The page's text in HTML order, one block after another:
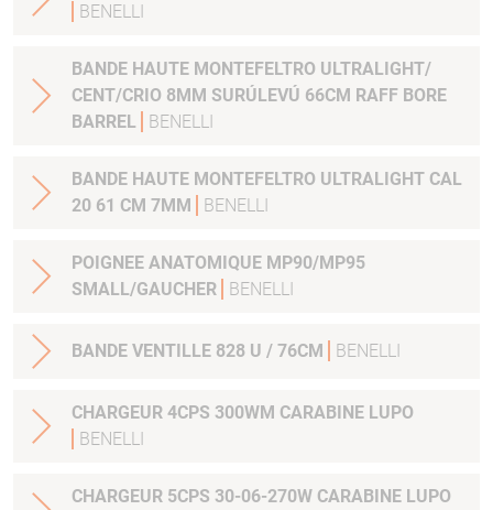
BENELLI
BANDE HAUTE MONTEFELTRO ULTRALIGHT/
CENT/CRIO 8MM SURÚLEVÚ 66CM RAFF BORE
BARREL
BENELLI
BANDE HAUTE MONTEFELTRO ULTRALIGHT CAL
20 61 CM 7MM
BENELLI
POIGNEE ANATOMIQUE MP90/MP95
SMALL/GAUCHER
BENELLI
BANDE VENTILLE 828 U / 76CM BENELLI
CHARGEUR 4CPS 300WM CARABINE LUPO
BENELLI
CHARGEUR 5CPS 30-06-270W CARABINE LUPO